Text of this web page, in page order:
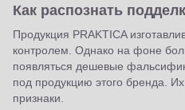
Как распознать
Продукция PRAKTICA
контролем. Однако на фоне
появляться дешевые
под продукцию этого бренда.
признаки.